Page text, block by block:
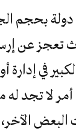
دولة بحجم
تعجز عن
في
أمر لا تجد
البعض